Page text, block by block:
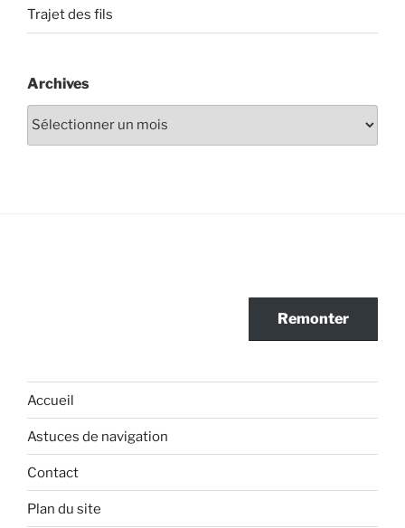
Trajet des fils
Archives
Archives
Remonter
Accueil
Astuces de navigation
Contact
Plan du site